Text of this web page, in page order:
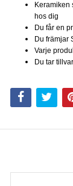
Keramiken
hos dig
Du får en
Du främjar
Varje
Du tar